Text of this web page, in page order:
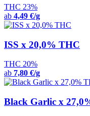
THC 23%
ab 4,49 €/g
ISS x 20,0% THC
THC 20%
ab 7,80 €/g
Black Garlic x